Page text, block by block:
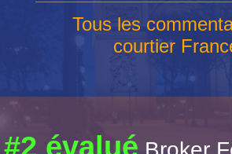
Tous les
courtier
#2 évalué